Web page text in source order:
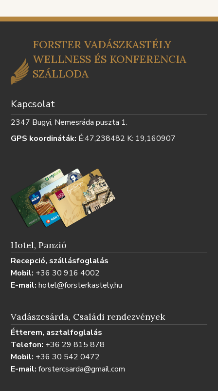
FORSTER VADÁSZKASTÉLY
WELLNESS ÉS KONFERENCIA
SZÁLLODA
Kapcsolat
2347 Bugyi, Nemesráda puszta 1.
GPS koordináták: É:47,238482 K: 19,160907
Hotel, Panzió
Recepció, szállásfoglalás
Mobil: +36 30 916 4002
E-mail: hotel@forsterkastely.hu
Vadászcsárda, Családi rendezvények
Étterem, asztalfoglalás
Telefon: +36 29 815 878
Mobil: +36 30 542 0472
E-mail: forstercsarda@gmail.com